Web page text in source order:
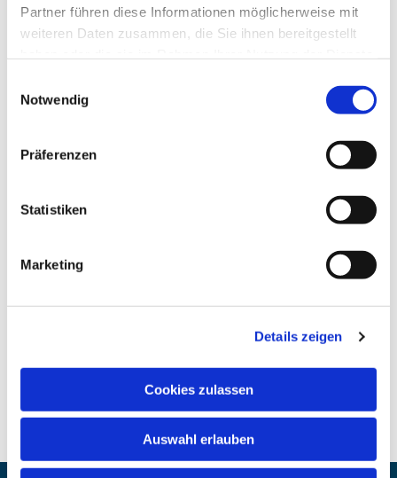
Partner führen diese Informationen möglicherweise mit
weiteren Daten zusammen, die Sie ihnen bereitgestellt
Notwendig
Präferenzen
Statistiken
Marketing
Details zeigen
Cookies zulassen
Auswahl erlauben